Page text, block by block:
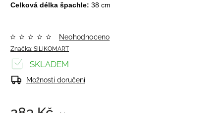
Celková délka špachle: 38 cm
Značka: SILIKOMART
Neohodnoceno
SKLADEM
Možnosti doručení